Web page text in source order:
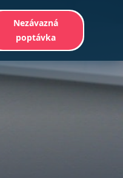
Nezávazná
poptávka